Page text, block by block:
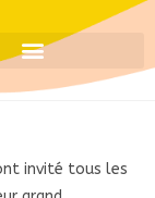
invité tous les